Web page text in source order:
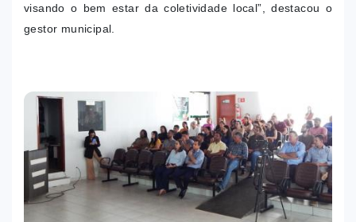
visando o bem estar da coletividade local”, destacou o
gestor municipal.